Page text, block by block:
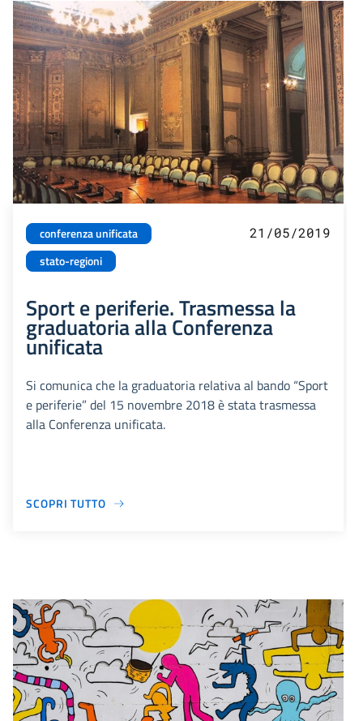
conferenza unificata
stato-regioni
21/05/2019
Sport e periferie. Trasmessa la
graduatoria alla Conferenza
unificata
Si comunica che la graduatoria relativa al bando “Sport
e periferie” del 15 novembre 2018 è stata trasmessa
alla Conferenza unificata.
SCOPRI TUTTO